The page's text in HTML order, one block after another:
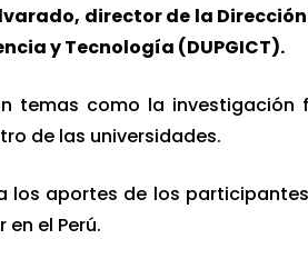
director de la
y Tecnología (DUPGICT).
temas como la
de las universidades.
los aportes de los
el Perú.